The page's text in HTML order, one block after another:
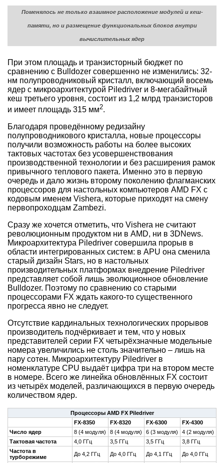
Поменялось не только взаимное расположение модулей и кеш-
памяти, но и размещение функциональных блоков внутри
вычислительных ядер
При этом площадь и транзисторный бюджет по
сравнению с Bulldozer совершенно не изменились: 32-
нм полупроводниковый кристалл, включающий восемь
ядер с микроархитектурой Piledriver и 8-мегабайтный
кеш третьего уровня, состоит из 1,2 млрд транзисторов
и имеет площадь 315 мм2.
Благодаря проведённому редизайну
полупроводникового кристалла, новые процессоры
получили возможность работы на более высоких
тактовых частотах без усовершенствования
производственной технологии и без расширения рамок
привычного теплового пакета. Именно это в первую
очередь и дало жизнь второму поколению флагманских
процессоров для настольных компьютеров AMD FX с
кодовым именем Vishera, которые приходят на смену
первопроходцам Zambezi.
Сразу же хочется отметить, что Vishera не считают
революционным продуктом ни в AMD, ни в 3DNews.
Микроархитектура Piledriver совершила прорыв в
области интегрированных систем: в APU она сменила
старый дизайн Stars, но в настольных
производительных платформах внедрение Piledriver
представляет собой лишь эволюционное обновление
Bulldozer. Поэтому по сравнению со старыми
процессорами FX ждать какого-то существенного
прогресса явно не следует.
Отсутствие кардинальных технологических прорывов
производитель подчёркивает и тем, что у новых
представителей серии FX четырёхзначные модельные
номера увеличились не столь значительно – лишь на
пару сотен. Микроархитектуру Piledriver в
номенклатуре CPU выдаёт цифра три на втором месте
в номере. Всего же линейка обновлённых FX состоит
из четырёх моделей, различающихся в первую очередь
количеством ядер.
Процессоры AMD FX Piledriver
FX-8350
FX-8320 FX-6300
FX-4300
Число ядер
8 (4 модуля) 8 (4 модуля) 6 (3 модуля)
4 (2 модуля)
Тактовая частота
4,0 ГГц 3,5 ГГц 3,5 ГГц
3,8 ГГц
Частота в
турборежиме
До 4,2 ГГц До 4,0 ГГц До 4,1 ГГц До 4,0 ГГц